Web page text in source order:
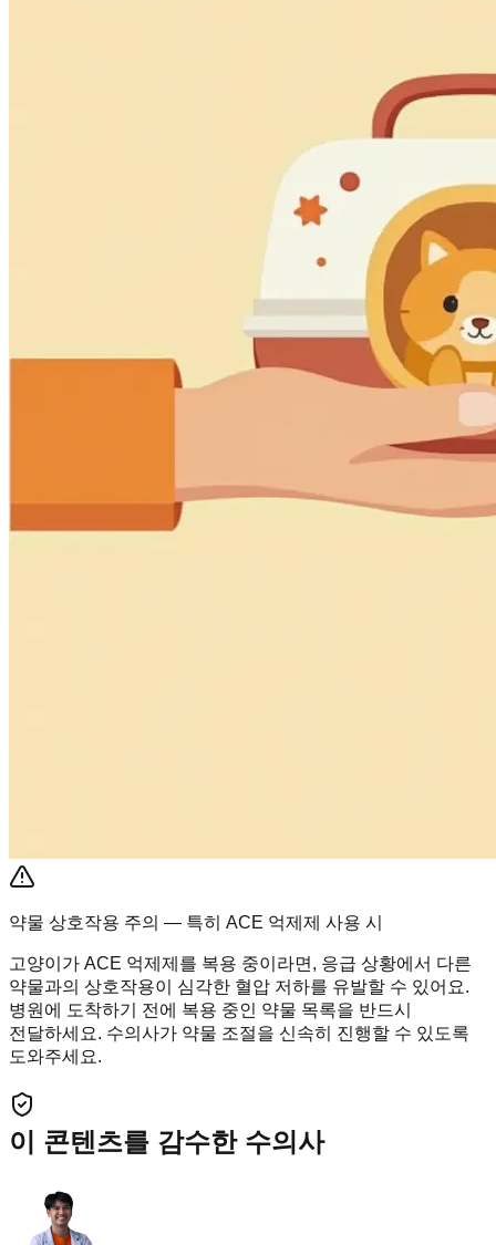
약물 상호작용 주의 — 특히 ACE 억제제 사용 시
고양이가 ACE 억제제를 복용 중이라면, 응급 상황에서 다른
약물과의 상호작용이 심각한 혈압 저하를 유발할 수 있어요.
병원에 도착하기 전에 복용 중인 약물 목록을 반드시
전달하세요. 수의사가 약물 조절을 신속히 진행할 수 있도록
도와주세요.
이 콘텐츠를 감수한 수의사